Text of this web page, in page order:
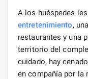
A los huéspedes
entretenimiento,
restaurantes y una
territorio del
cuidado, hay
en compañía por la